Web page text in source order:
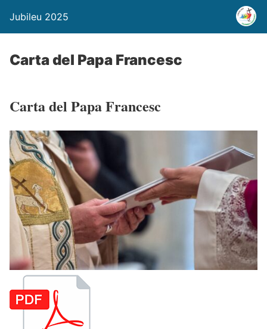
Jubileu 2025
Carta del Papa Francesc
Carta del Papa Francesc